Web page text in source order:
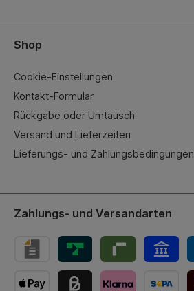
Shop
Cookie-Einstellungen
Kontakt-Formular
Rückgabe oder Umtausch
Versand und Lieferzeiten
Lieferungs- und Zahlungsbedingungen
Zahlungs- und Versandarten